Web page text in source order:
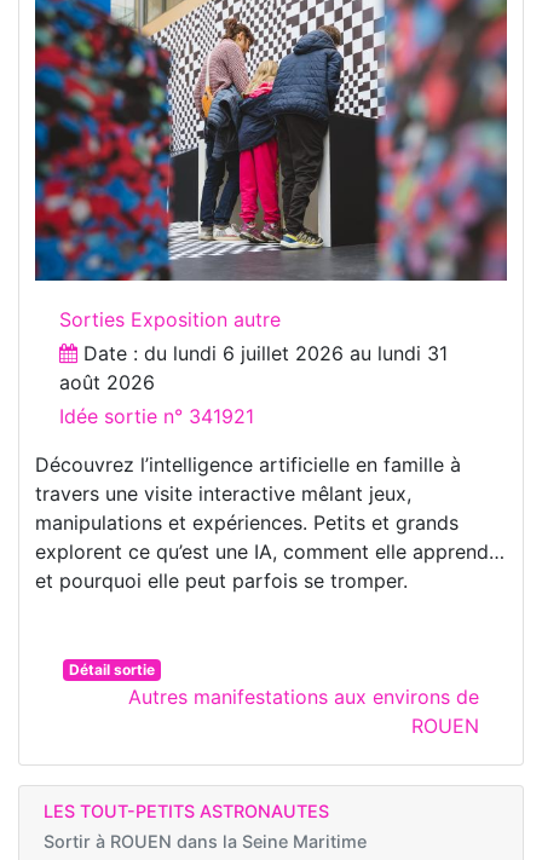
Sorties Exposition autre
Date : du lundi 6 juillet 2026 au lundi 31
août 2026
Idée sortie n° 341921
Découvrez l’intelligence artificielle en famille à
travers une visite interactive mêlant jeux,
manipulations et expériences. Petits et grands
explorent ce qu’est une IA, comment elle apprend…
et pourquoi elle peut parfois se tromper.
Détail sortie
Autres manifestations aux environs de
ROUEN
LES TOUT-PETITS ASTRONAUTES
Sortir à ROUEN dans la Seine Maritime